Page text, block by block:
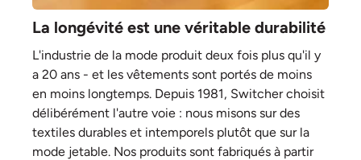
La longévité est une véritable durabilité
L'industrie de la mode produit deux fois plus qu'il y
a 20 ans - et les vêtements sont portés de moins
en moins longtemps. Depuis 1981, Switcher choisit
délibérément l'autre voie : nous misons sur des
textiles durables et intemporels plutôt que sur la
mode jetable. Nos produits sont fabriqués à partir